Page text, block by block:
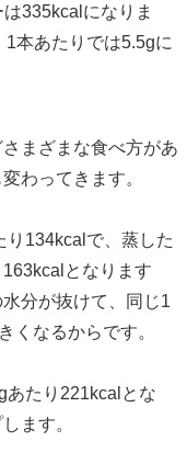
335kcalになりま
本あたりでは5.5gに
まざまな食べ方があ
わってきます。
134kcalで、蒸した
となります
分が抜けて、同じ1
くなるからです。
あたり221kcalとな
ます。